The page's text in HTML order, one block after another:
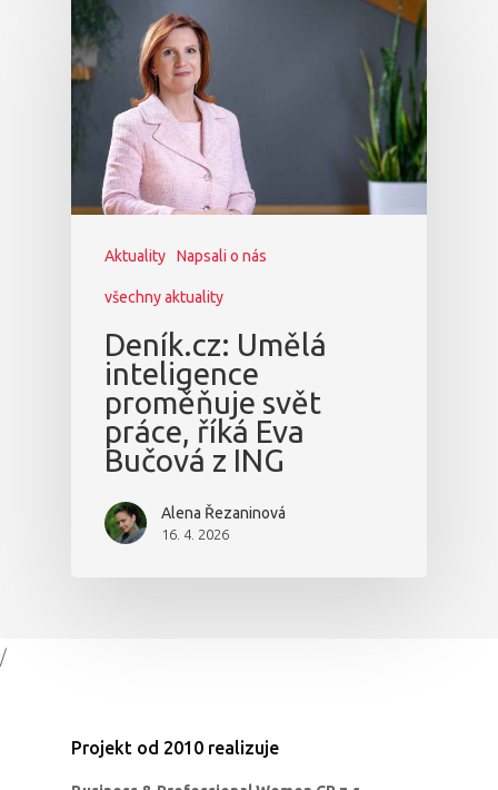
Aktuality Napsali o nás
všechny aktuality
Deník.cz: Umělá
inteligence
proměňuje svět
práce, říká Eva
Bučová z ING
Alena Řezaninová
16. 4. 2026
/
Projekt od 2010 realizuje